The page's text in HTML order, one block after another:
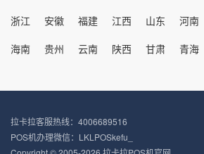
浙江
安徽 福建 江西 山东 河南
海南
贵州 云南 陕西 甘肃 青海
拉卡拉客服热线：4006689516
POS机办理微信：LKLPOSkefu_